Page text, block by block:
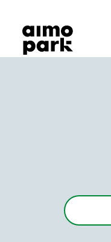
Hitta
Samarbete
Kundservice